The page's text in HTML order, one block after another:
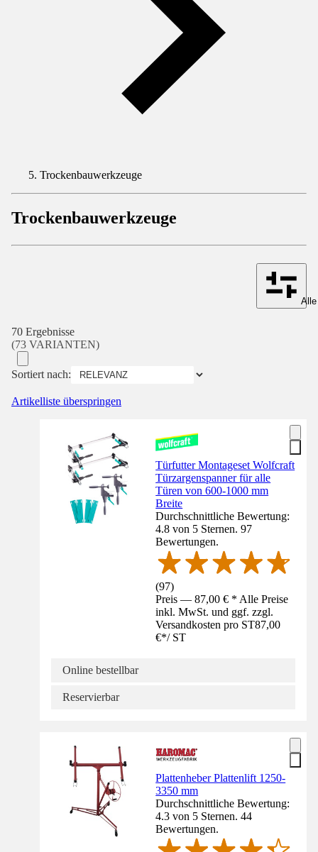
Trockenbauwerkzeuge
Trockenbauwerkzeuge
70 Ergebnisse
(73 VARIANTEN)
Sortiert nach:
Artikelliste überspringen
Türfutter Montageset Wolfcraft
Türzargenspanner für alle
Türen von 600-1000 mm
Breite
Durchschnittliche Bewertung:
4.8 von 5 Sternen. 97
Bewertungen.
(97)
Preis — 87,00 € * Alle Preise
inkl. MwSt. und ggf. zzgl.
Versandkosten pro ST87,00
€*/ ST
Online bestellbar
Reservierbar
Plattenheber Plattenlift 1250-
3350 mm
Durchschnittliche Bewertung:
4.3 von 5 Sternen. 44
Bewertungen.